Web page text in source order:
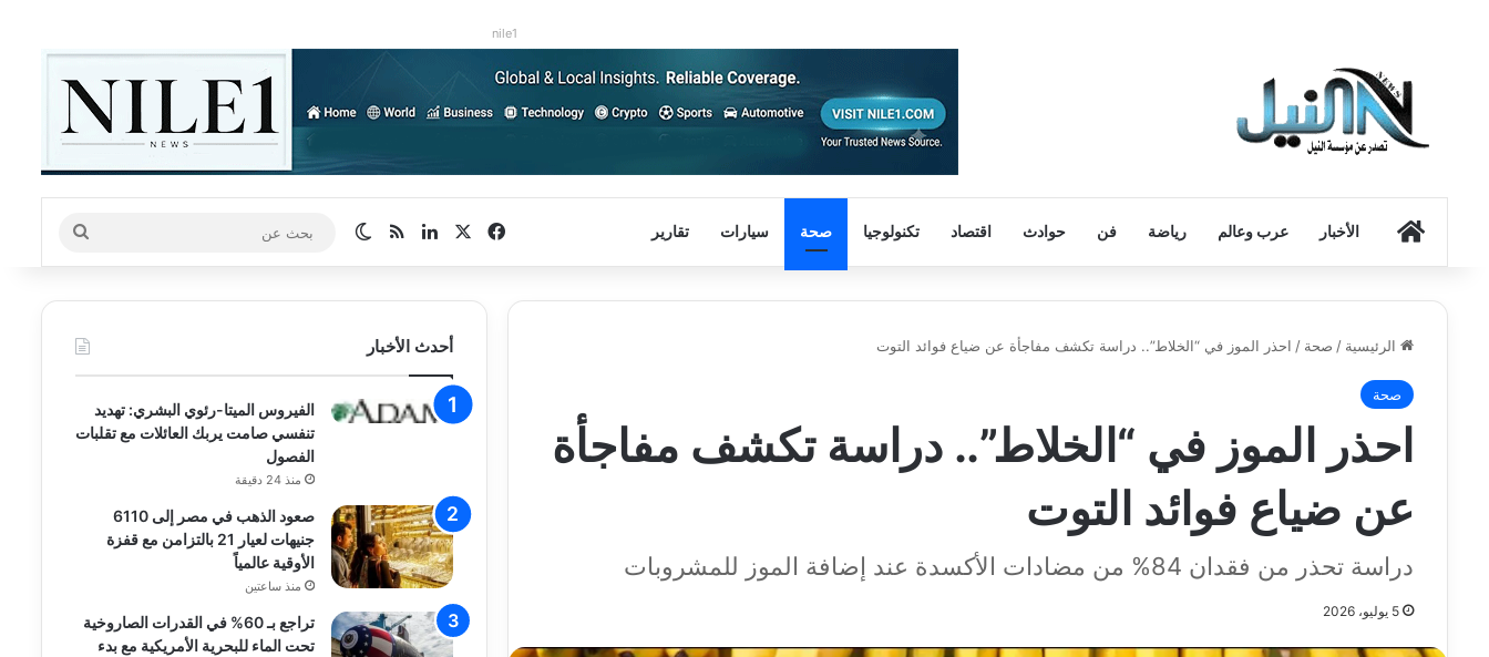
nile1
الرئيسيةالأخبار عرب وعالم رياضة فن حوادث اقتصاد تكنولوجيا صحة سيارات تقارير فيسبوك لينكدإنملخص الموقع RSS
الوضع المظلم
بحث
عن
الرئيسية / صحة / احذر الموز في “الخلاط”.. دراسة تكشف مفاجأة عن ضياع فوائد التوت
صحة
احذر الموز في “الخلاط”.. دراسة تكشف مفاجأة
عن ضياع فوائد التوت
دراسة تحذر من فقدان 84% من مضادات الأكسدة عند إضافة الموز للمشروبات
5 يوليو، 2026
أحدث الأخبار
الفيروس الميتا-رئوي البشري: تهديد
تنفسي صامت يربك العائلات مع تقلبات
الفصول
منذ 24 دقيقة
صعود الذهب في مصر إلى 6110
جنيهات لعيار 21 بالتزامن مع قفزة
الأوقية عالمياً
منذ ساعتين
تراجع بـ 60% في القدرات الصاروخية
تحت الماء للبحرية الأمريكية مع بدء